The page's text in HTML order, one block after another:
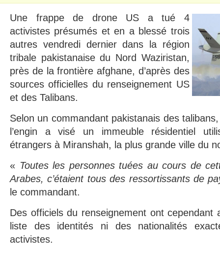
Une frappe de drone US a tué 4
activistes présumés et en a blessé trois
autres vendredi dernier dans la région
tribale pakistanaise du Nord Waziristan,
près de la frontière afghane, d’après des
sources officielles du renseignement US
et des Talibans.
Selon un commandant pakistanais des
l’engin a visé un immeuble résidentiel
étrangers à Miranshah, la plus grande ville du
« Toutes les personnes tuées au cours de
Arabes, c’étaient tous des ressortissants de
le commandant.
Des officiels du renseignement ont cependant
liste des identités ni des nationalités
activistes.